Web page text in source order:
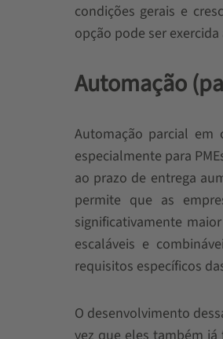
condições gerais e
opção pode ser
Automação
Automação parcial
especialmente para
ao prazo de entrega
permite que as
significativamente
escaláveis ​​e
requisitos específicos
O desenvolvimento